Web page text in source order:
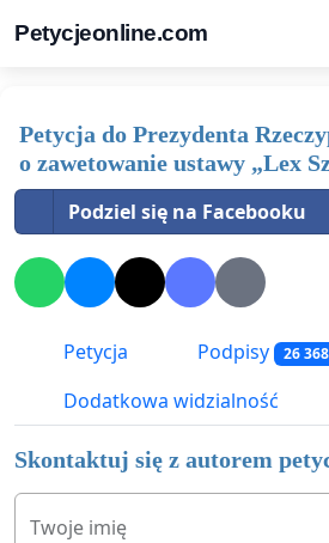
Petycjeonline.com
Petycja do Prezydenta
o zawetowanie ustawy „Lex
Podziel się na Facebooku
Petycja Podpisy 26 368
Dodatkowa widzialność
Skontaktuj się z autorem
Twoje imię